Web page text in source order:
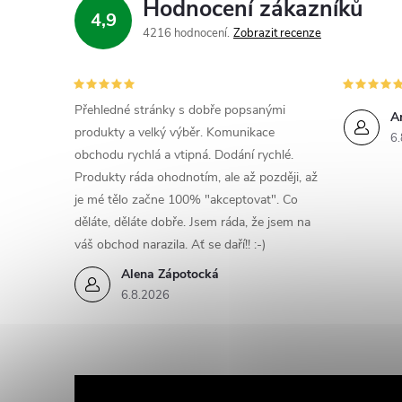
4,9 Hodnocení zákazníků
4216 hodnocení Zobrazit recenze
Alena Zápotocká
6.8.2026
Přehledné stránky s dobře popsanými
produkty a velký výběr. Komunikace
obchodu rychlá a vtipná. Dodání rychlé.
Produkty ráda ohodnotím, ale až později, až
je mé tělo začne 100% "akceptovat". Co
děláte, děláte dobře. Jsem ráda, že jsem na
váš obchod narazila. Ať se daří!! :-)